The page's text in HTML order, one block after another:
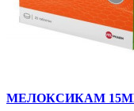
МЕЛОКСИКАМ